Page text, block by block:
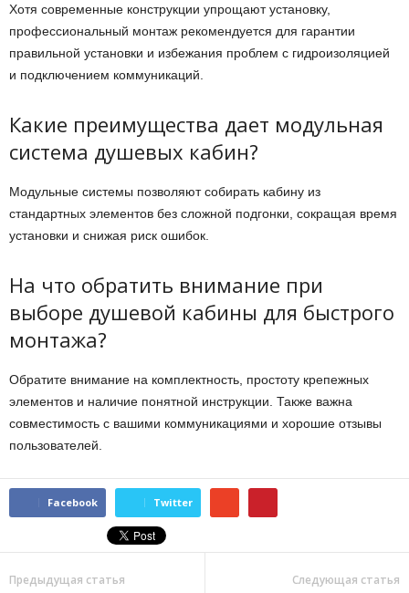
Хотя современные конструкции упрощают установку,
профессиональный монтаж рекомендуется для гарантии
правильной установки и избежания проблем с гидроизоляцией
и подключением коммуникаций.
Какие преимущества дает модульная
система душевых кабин?
Модульные системы позволяют собирать кабину из
стандартных элементов без сложной подгонки, сокращая время
установки и снижая риск ошибок.
На что обратить внимание при
выборе душевой кабины для быстрого
монтажа?
Обратите внимание на комплектность, простоту крепежных
элементов и наличие понятной инструкции. Также важна
совместимость с вашими коммуникациями и хорошие отзывы
пользователей.
Facebook Twitter
Предыдущая статья Следующая статья